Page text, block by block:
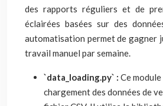
des rapports réguliers et de
éclairées basées sur des
automatisation permet de gagner
travail manuel par semaine.
`data_loading.py` : Ce
chargement des données de